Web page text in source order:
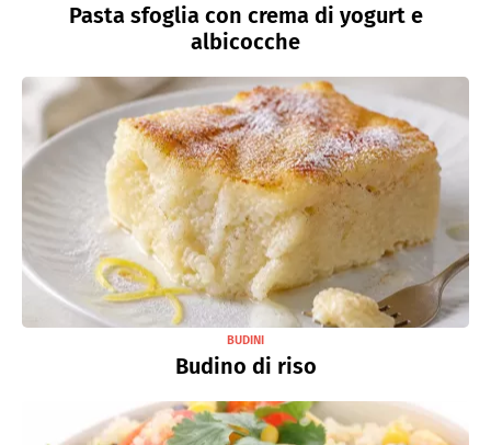
Pasta sfoglia con crema di yogurt e
albicocche
BUDINI
Budino di riso